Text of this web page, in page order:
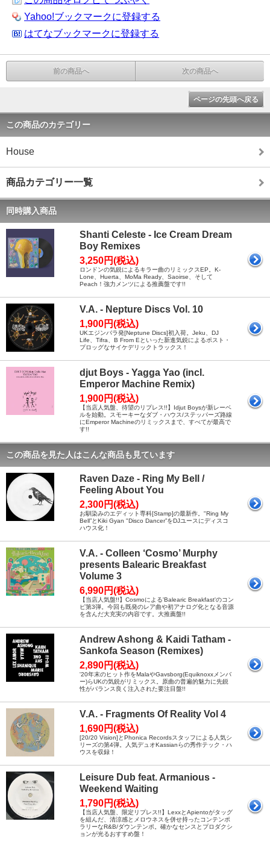
Yahoo!ブックマークに登録する
はてなブックマークに登録する
前の商品へ 次の商品へ
ページの先頭へ戻る
この商品のカテゴリー
House
商品カテゴリー一覧
同時購入商品
Shanti Celeste - Ice Cream Dream
Boy Remixes
3,250円(税込)
ロンドンの気鋭によるキラー曲のリミックスEP。K-
Lone、Huerta、MoMa Ready、Saoirse、そして
Peach！強力メンツによる推薦盤です!!
V.A. - Nepture Discs Vol. 10
1,900円(税込)
UKエジンバラ発[Neptune Discs]初入荷。Jeku、DJ
Life、Tifra、B From Eといった新進気鋭によるポスト・
プロッグなサイケデリックトラックス！
djut Boys - Yagga Yao (incl.
Emperor Machine Remix)
1,900円(税込)
【当店人気盤、待望のリプレス!!】Idjut Boysが新レーベ
ルを始動。スモーキーなダブ・ハウス/ステッパーズ路線
にEmperor Machineのリミックスまで、すべてが最高で
す!!
この商品を見た人はこんな商品も見ています
Raven Daze - Ring My Bell /
Feeling About You
2,300円(税込)
お馴染みのエディット専科[Stamp]の最新作。"Ring My
Bell”とKiki Gyan "Disco Dancer”をDJユースにディスコ
ハウス化！
V.A. - Colleen ‘Cosmo’ Murphy
presents Balearic Breakfast
Volume 3
6,990円(税込)
【当店人気盤!!】Cosmoによる'Balearic Breakfast'のコン
ピ第3弾。今回も既発のレア曲や初アナログ化となる音源
を含んだ大充実の内容です。大推薦盤!!
Andrew Ashong & Kaidi Tatham -
Sankofa Season (Remixes)
2,890円(税込)
'20年末のヒット作をMalaやGavsborg(Equiknoxxメンバ
ー)らUKの気鋭がリミックス。原曲の普遍的魅力に先鋭
性がバランス良く注入された要注目盤!!
V.A. - Fragments Of Reality Vol 4
1,690円(税込)
[20/20 Vision]とPhonica Recordsスタッフによる人気シ
リーズの第4弾。人気デュオKassianらの秀作テック・ハ
ウスを収録！
Leisure Dub feat. Armanious -
Weekend Waiting
1,790円(税込)
【当店人気盤、限定リプレス!!】LexxとApientoがタッグ
を組んだ、清涼感とメロウネスを併せ持ったコンテンポ
ラリーなR&B/ダウンテンポ。確かなセンスとプロダクシ
ョンが光るおすすめ盤！